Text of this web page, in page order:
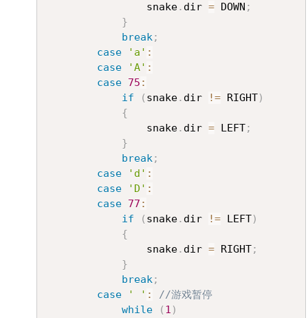
				snake
. dir = DOWN ;
}
break;
case
'a' :
case
'A' :
case 75 :
if
( snake. dir != RIGHT)
{
				snake
. dir = LEFT;
}
break;
case
'd' :
case
'D' :
case 77 :
if
( snake. dir != LEFT)
{
				snake
. dir = RIGHT;
}
break;
case
' ' :
//游戏暂停
while
( 1 )